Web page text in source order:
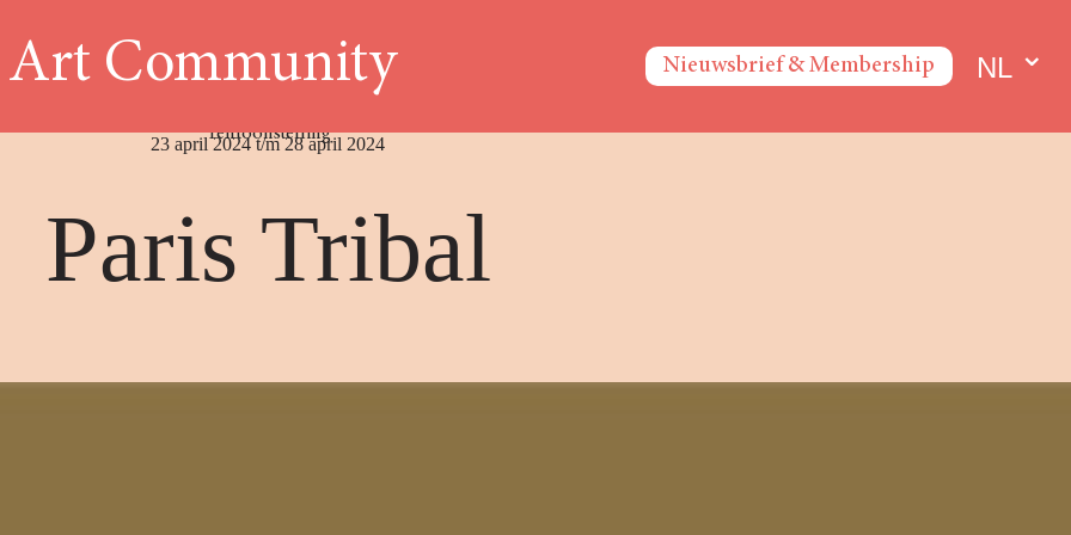
Community Nieuwsbrief & Membership NL
Tentoonstelling
23 april 2024 t/m 28 april 2024
Paris Tribal